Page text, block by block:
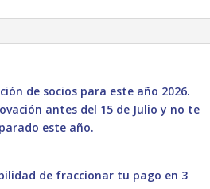
de socios para este año 2026.
antes del 15 de Julio y no te
este año.
de fraccionar tu pago en 3